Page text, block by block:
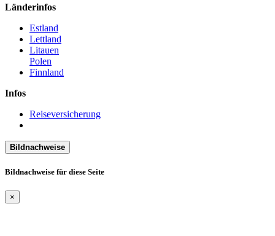
Länderinfos
Estland
Lettland
Litauen
Polen
Finnland
Infos
Reiseversicherung
Bildnachweise
Bildnachweise für diese Seite
×